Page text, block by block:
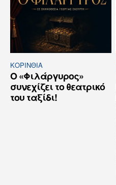
ΚΟΡΙΝΘΊΑ
Ο «Φιλάργυρος»
συνεχίζει το θεατρικό
του ταξίδι!